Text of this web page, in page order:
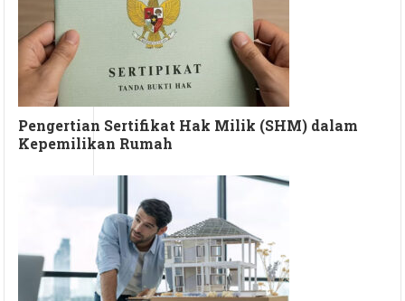
Pengertian Sertifikat Hak Milik (SHM) dalam
Kepemilikan Rumah